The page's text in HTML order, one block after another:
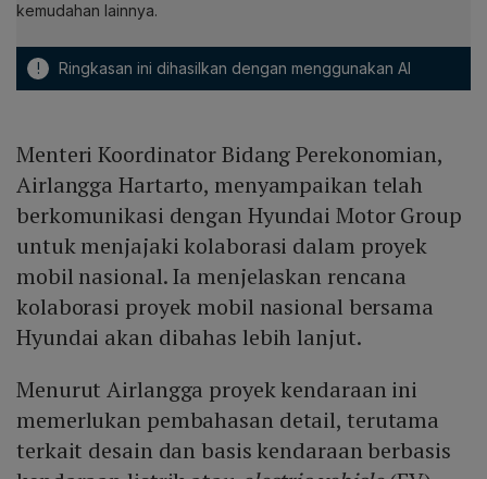
kemudahan lainnya.
! Ringkasan ini dihasilkan dengan menggunakan AI
Menteri Koordinator Bidang Perekonomian,
Airlangga Hartarto, menyampaikan telah
berkomunikasi dengan Hyundai Motor Group
untuk menjajaki kolaborasi dalam proyek
mobil nasional. Ia menjelaskan rencana
kolaborasi proyek mobil nasional bersama
Hyundai akan dibahas lebih lanjut.
Menurut Airlangga proyek kendaraan ini
memerlukan pembahasan detail, terutama
terkait desain dan basis kendaraan berbasis